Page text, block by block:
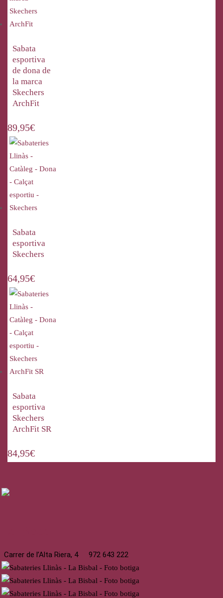
Sabata
esportiva
de dona de
la marca
Skechers
ArchFit
89,95€
Sabata
esportiva
Skechers
64,95€
Sabata
esportiva
Skechers
ArchFit SR
84,95€
Carrer de l’Alta Riera, 4 972 643 222